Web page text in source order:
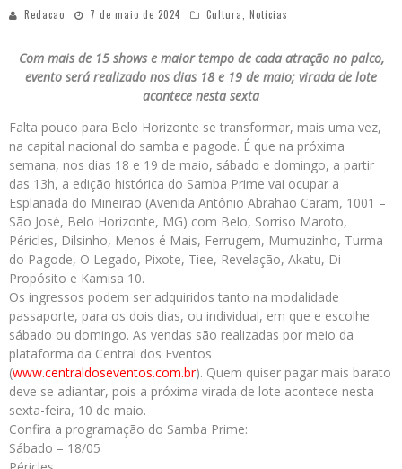
Redacao 7 de maio de 2024 Cultura, Notícias
Com mais de 15 shows e maior tempo de cada atração no palco,
evento será realizado nos dias 18 e 19 de maio; virada de lote
acontece nesta sexta
Falta pouco para Belo Horizonte se transformar, mais uma vez,
na capital nacional do samba e pagode. É que na próxima
semana, nos dias 18 e 19 de maio, sábado e domingo, a partir
das 13h, a edição histórica do Samba Prime vai ocupar a
Esplanada do Mineirão (Avenida Antônio Abrahão Caram, 1001 –
São José, Belo Horizonte, MG) com Belo, Sorriso Maroto,
Péricles, Dilsinho, Menos é Mais, Ferrugem, Mumuzinho, Turma
do Pagode, O Legado, Pixote, Tiee, Revelação, Akatu, Di
Propósito e Kamisa 10.
Os ingressos podem ser adquiridos tanto na modalidade
passaporte, para os dois dias, ou individual, em que e escolhe
sábado ou domingo. As vendas são realizadas por meio da
plataforma da Central dos Eventos
(www.centraldoseventos.com.br). Quem quiser pagar mais barato
deve se adiantar, pois a próxima virada de lote acontece nesta
sexta-feira, 10 de maio.
Confira a programação do Samba Prime:
Sábado – 18/05